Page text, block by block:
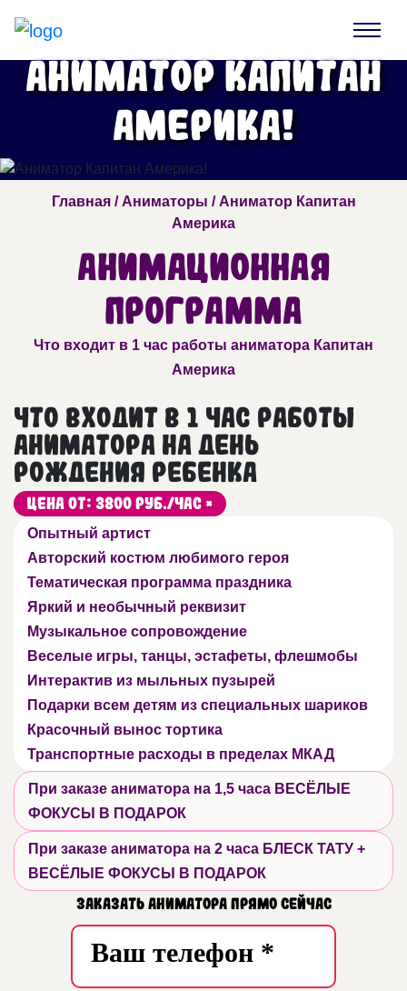
Аниматор Капитан
Америка!
Главная/Аниматоры / Аниматор Капитан
Америка
Анимационная
программа
Что входит в 1 час работы аниматора Капитан
Америка
Что входит в 1 час работы
аниматора на День
рождения ребенка
Цена от: 3800 руб./час *
Опытный артист
Авторский костюм любимого героя
Тематическая программа праздника
Яркий и необычный реквизит
Музыкальное сопровождение
Веселые игры, танцы, эстафеты, флешмобы
Интерактив из мыльных пузырей
Подарки всем детям из специальных шариков
Красочный вынос тортика
Транспортные расходы в пределах МКАД
При заказе аниматора на 1,5 часа ВЕСЁЛЫЕ
ФОКУСЫ В ПОДАРОК
При заказе аниматора на 2 часа БЛЕСК ТАТУ +
ВЕСЁЛЫЕ ФОКУСЫ В ПОДАРОК
Заказать аниматора прямо сейчас